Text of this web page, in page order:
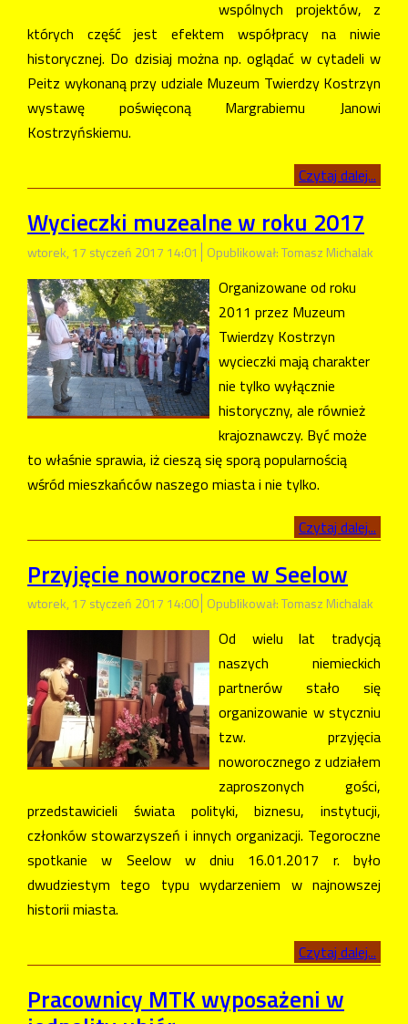
wspólnych projektów, z
których część jest efektem współpracy na niwie
historycznej. Do dzisiaj można np. oglądać w cytadeli w
Peitz wykonaną przy udziale Muzeum Twierdzy Kostrzyn
wystawę poświęconą Margrabiemu Janowi
Kostrzyńskiemu.
Czytaj dalej...
Wycieczki muzealne w roku 2017
wtorek, 17 styczeń 2017 14:01 Opublikował: Tomasz Michalak
Organizowane od roku
2011 przez Muzeum
Twierdzy Kostrzyn
wycieczki mają charakter
nie tylko wyłącznie
historyczny, ale również
krajoznawczy. Być może
to właśnie sprawia, iż cieszą się sporą popularnością
wśród mieszkańców naszego miasta i nie tylko.
Czytaj dalej...
Przyjęcie noworoczne w Seelow
wtorek, 17 styczeń 2017 14:00 Opublikował: Tomasz Michalak
Od wielu lat tradycją
naszych niemieckich
partnerów stało się
organizowanie w styczniu
tzw. przyjęcia
noworocznego z udziałem
zaproszonych gości,
przedstawicieli świata polityki, biznesu, instytucji,
członków stowarzyszeń i innych organizacji. Tegoroczne
spotkanie w Seelow w dniu 16.01.2017 r. było
dwudziestym tego typu wydarzeniem w najnowszej
historii miasta.
Czytaj dalej...
Pracownicy MTK wyposażeni w